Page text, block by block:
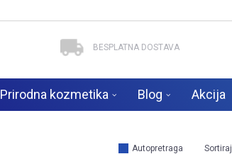
BESPLATNA DOSTAVA
Prirodna kozmetika Blog Akcija
Autopretraga Sortiraj